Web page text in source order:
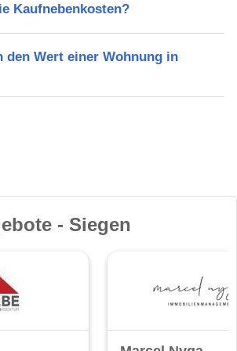
Kaufnebenkosten?
den Wert einer Wohnung in
- Siegen